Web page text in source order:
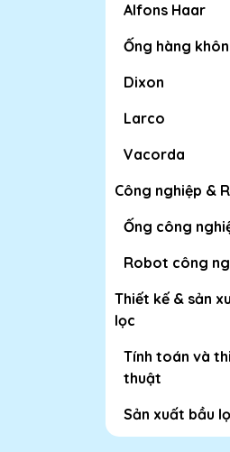
Alfons Haar
Ống hàng
Dixon
Larco
Vacorda
Công nghiệp &
Ống công
Robot công
Thiết kế & sản
lọc
Tính toán và
thuật
Sản xuất bầu